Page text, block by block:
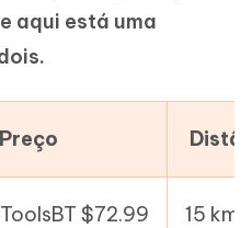
aqui está uma
Preço
$72.99
15 km